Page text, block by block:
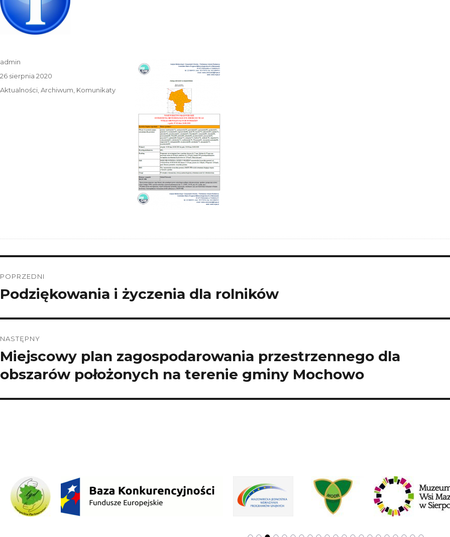
Autor
admin
Data
publikacji
26 sierpnia 2020
Kategorie
Aktualności,Archiwum, Komunikaty
wpisu
POPRZEDNI
Poprzedni
Podziękowania i życzenia dla rolników
NASTĘPNY
Następny
wpis:
Miejscowy plan zagospodarowania przestrzennego dla
obszarów położonych na terenie gminy Mochowo